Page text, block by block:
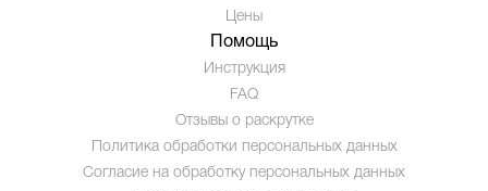
Цены
Помощь
Инструкция
FAQ
Отзывы о раскрутке
Политика обработки персональных данных
Согласие на обработку персональных данных